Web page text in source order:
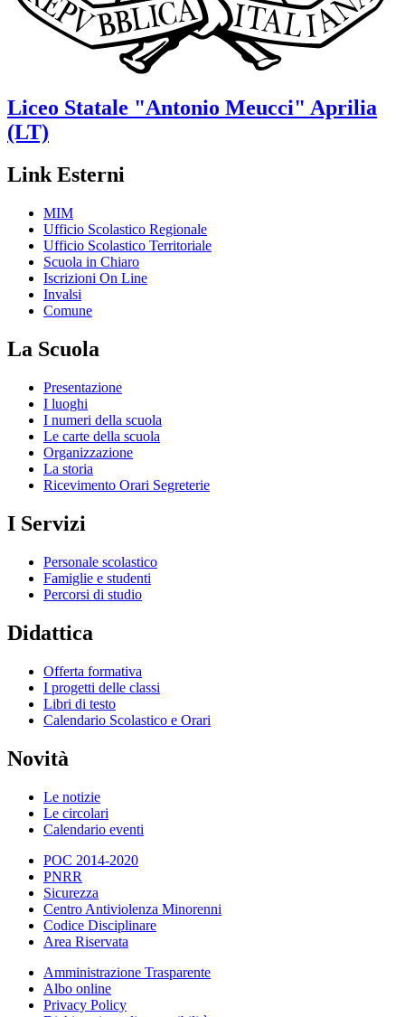
Liceo Statale "Antonio Meucci" Aprilia
(LT)
Link Esterni
MIM
Ufficio Scolastico Regionale
Ufficio Scolastico Territoriale
Scuola in Chiaro
Iscrizioni On Line
Invalsi
Comune
La Scuola
Presentazione
I luoghi
I numeri della scuola
Le carte della scuola
Organizzazione
La storia
Ricevimento Orari Segreterie
I Servizi
Personale scolastico
Famiglie e studenti
Percorsi di studio
Didattica
Offerta formativa
I progetti delle classi
Libri di testo
Calendario Scolastico e Orari
Novità
Le notizie
Le circolari
Calendario eventi
POC 2014-2020
PNRR
Sicurezza
Centro Antiviolenza Minorenni
Codice Disciplinare
Area Riservata
Amministrazione Trasparente
Albo online
Privacy Policy